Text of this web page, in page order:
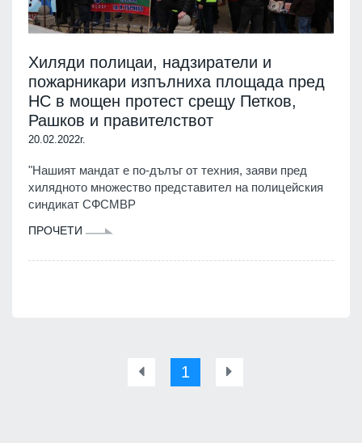
Хиляди полицаи, надзиратели и
пожарникари изпълниха площада пред
НС в мощен протест срещу Петков,
Рашков и правителствот
20.02.2022г.
"Нашият мандат е по-дълъг от техния, заяви пред
хилядното множество представител на полицейския
синдикат СФСМВР
ПРОЧЕТИ
1